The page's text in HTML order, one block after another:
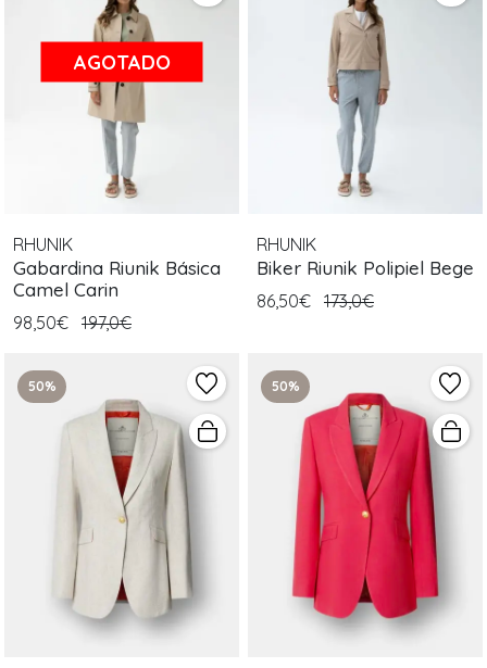
AGOTADO
RHUNIK
Gabardina Riunik Básica
Camel Carin
98,50€ 197,0€
RHUNIK
Biker Riunik Polipiel Bege
86,50€ 173,0€
50% 50%